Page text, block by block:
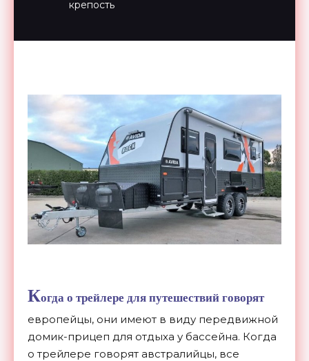
крепость
Когда о трейлере для путешествий говорят
европейцы, они имеют в виду передвижной
домик-прицеп для отдыха у бассейна. Когда
о трейлере говорят австралийцы, все